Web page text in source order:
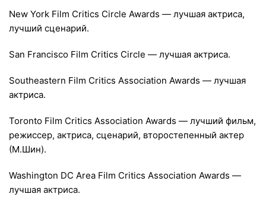
New York Film Critics Circle Awards — лучшая актриса,
лучший сценарий.
San Francisco Film Critics Circle — лучшая актриса.
Southeastern Film Critics Association Awards — лучшая
актриса.
Toronto Film Critics Association Awards — лучший фильм,
режиссер, актриса, сценарий, второстепенный актер
(М.Шин).
Washington DC Area Film Critics Association Awards —
лучшая актриса.